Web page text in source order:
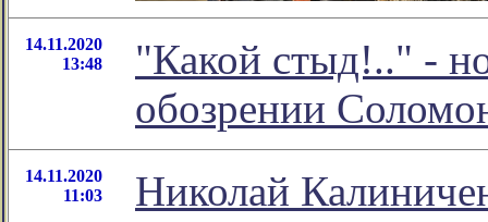
14.11.2020
13:48
"Какой стыд!.." -
обозрении
14.11.2020
11:03
Николай